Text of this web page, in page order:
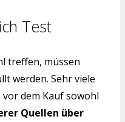
Test
treffen, müssen
werden. Sehr viele
dem Kauf sowohl
Quellen über